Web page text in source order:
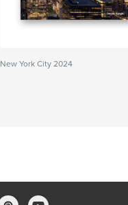
New York City 2024